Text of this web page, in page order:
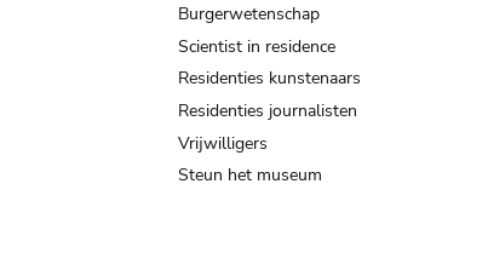
Burgerwetenschap
Scientist in residence
Residenties kunstenaars
Residenties journalisten
Vrijwilligers
Steun het museum